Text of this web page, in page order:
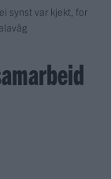
synst var kjekt, for